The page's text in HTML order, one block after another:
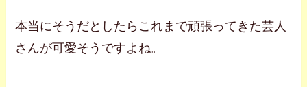
本当にそうだとしたらこれまで頑張ってきた芸人
さんが可愛そうですよね。